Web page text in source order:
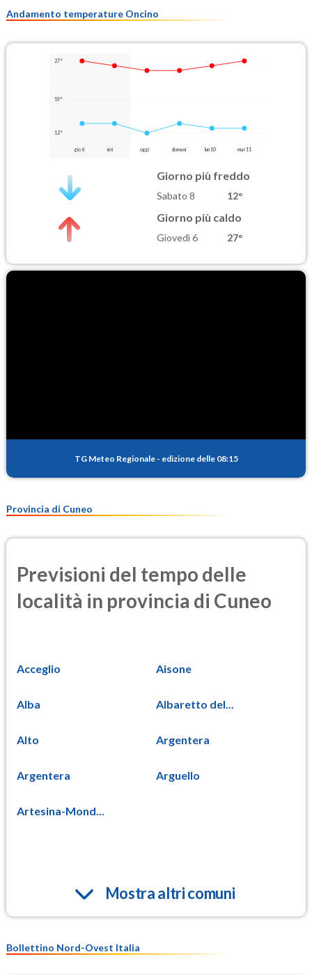
Andamento temperature Oncino
27°
19°
12°
gio 6 ieri oggi domani lun 10 mar 11
Giorno più freddo
Sabato 8 12°
Giorno più caldo
Giovedì 6 27°
TG Meteo Regionale - edizione delle 08:15
Provincia di Cuneo
Previsioni del tempo delle
località in provincia di Cuneo
Acceglio Aisone
Alba Albaretto del...
Alto Argentera
Argentera Arguello
Artesina-Mond...
Mostra altri comuni
Bollettino Nord-Ovest Italia